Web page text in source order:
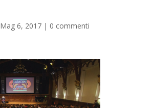
Mag 6, 2017| 0 commenti